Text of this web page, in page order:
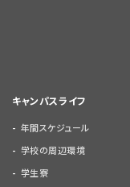
キャンパスライフ
年間スケジュール
学校の周辺環境
学生寮